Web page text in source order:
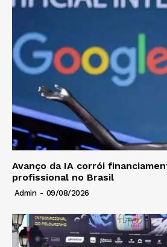
Avanço da IA corrói
profissional no Brasil
Admin - 09/08/2026